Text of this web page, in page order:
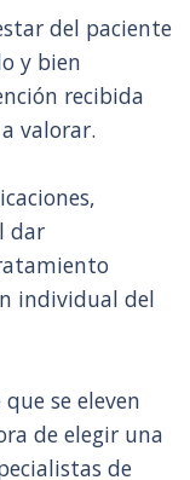
del paciente
y bien
recibida
valorar.
dar
individual del
se eleven
de elegir una
de